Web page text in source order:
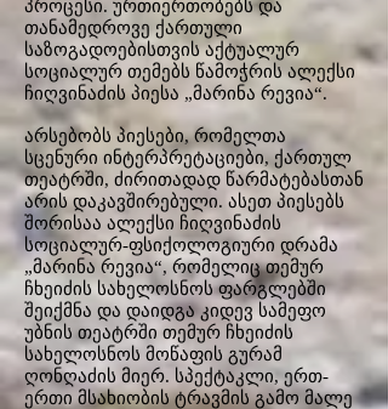
პროცესი. ურთიერთობებს და
თანამედროვე ქართული
საზოგადოებისთვის აქტუალურ
სოციალურ თემებს წამოჭრის ალექსი
ჩიღვინაძის პიესა „მარინა რევია“.
არსებობს პიესები, რომელთა
სცენური ინტერპრეტაციები, ქართულ
თეატრში, ძირითადად წარმატებასთან
არის დაკავშირებული. ასეთ პიესებს
შორისაა ალექსი ჩიღვინაძის
სოციალურ-ფსიქოლოგიური დრამა
„მარინა რევია“, რომელიც თემურ
ჩხეიძის სახელოსნოს ფარგლებში
შეიქმნა და დაიდგა კიდევ სამეფო
უბნის თეატრში თემურ ჩხეიძის
სახელოსნოს მოწაფის გურამ
ღონღაძის მიერ. სპექტაკლი, ერთ-
ერთი მსახიობის ტრავმის გამო მალე